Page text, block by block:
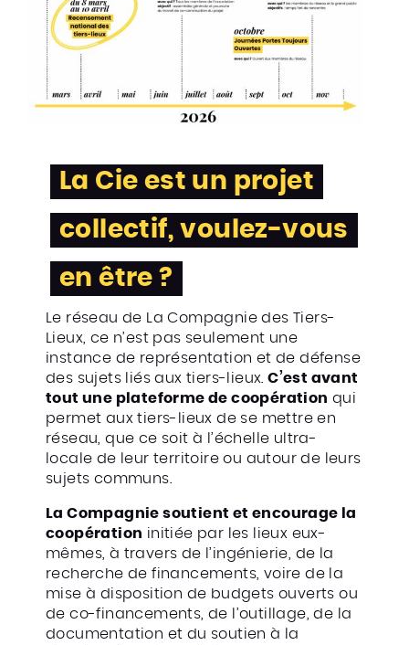
La Cie est un projet
collectif, voulez-vous
en être ?
Le réseau de La Compagnie des Tiers-
Lieux, ce n’est pas seulement une
instance de représentation et de défense
des sujets liés aux tiers-lieux.C’est avant
tout une plateforme de coopération qui
permet aux tiers-lieux de se mettre en
réseau, que ce soit à l’échelle ultra-
locale de leur territoire ou autour de leurs
sujets communs.
La Compagnie soutient et encourage la
coopération initiée par les lieux eux-
mêmes, à travers de l’ingénierie, de la
recherche de financements, voire de la
mise à disposition de budgets ouverts ou
de co-financements, de l’outillage, de la
documentation et du soutien à la